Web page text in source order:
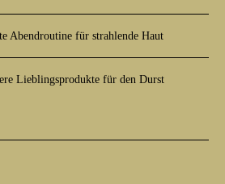
Abendroutine für strahlende Haut
Lieblingsprodukte für den Durst